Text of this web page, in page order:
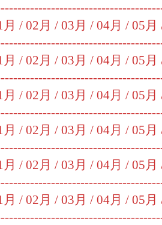
/ 02月 / 03月 / 04月 / 05月
/ 02月 / 03月 / 04月 / 05月
/ 02月 / 03月 / 04月 / 05月
/ 02月 / 03月 / 04月 / 05月
/ 02月 / 03月 / 04月 / 05月
/ 02月 / 03月 / 04月 / 05月